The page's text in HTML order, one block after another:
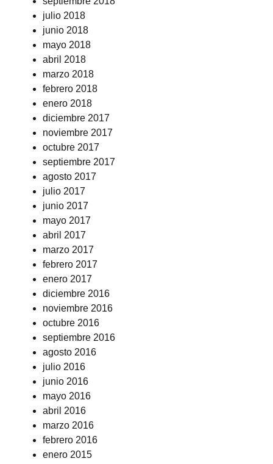
julio 2018
junio 2018
mayo 2018
abril 2018
marzo 2018
febrero 2018
enero 2018
diciembre 2017
noviembre 2017
octubre 2017
septiembre 2017
agosto 2017
julio 2017
junio 2017
mayo 2017
abril 2017
marzo 2017
febrero 2017
enero 2017
diciembre 2016
noviembre 2016
octubre 2016
septiembre 2016
agosto 2016
julio 2016
junio 2016
mayo 2016
abril 2016
marzo 2016
febrero 2016
enero 2015